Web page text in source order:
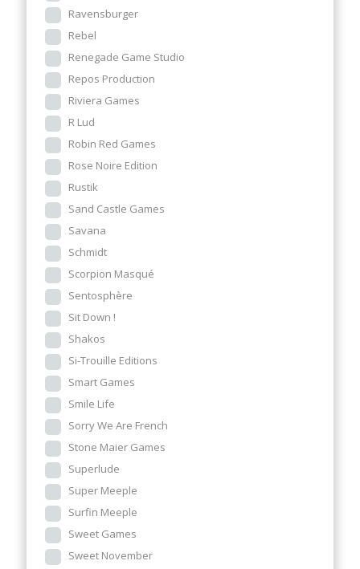
Ravensburger
Rebel
Renegade Game Studio
Repos Production
Riviera Games
R Lud
Robin Red Games
Rose Noire Edition
Rustik
Sand Castle Games
Savana
Schmidt
Scorpion Masqué
Sentosphère
Sit Down !
Shakos
Si-Trouille Editions
Smart Games
Smile Life
Sorry We Are French
Stone Maier Games
Superlude
Super Meeple
Surfin Meeple
Sweet Games
Sweet November